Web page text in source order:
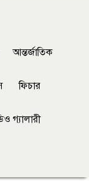
আন্তর্জাতিক
ফিচার
গ্যালারী